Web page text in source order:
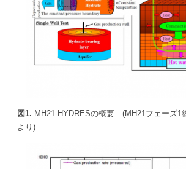
図1. MH21-HYDRESの概要 (MH21フェーズ1
より)